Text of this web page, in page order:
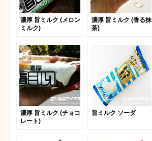
濃厚 旨ミルク (メロン
ミルク)
濃厚 旨ミルク (香る抹
茶)
濃厚 旨ミルク (チョコ
レート)
旨ミルク ソーダ